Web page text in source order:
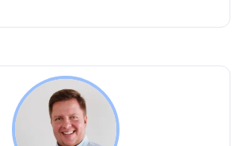
IGM